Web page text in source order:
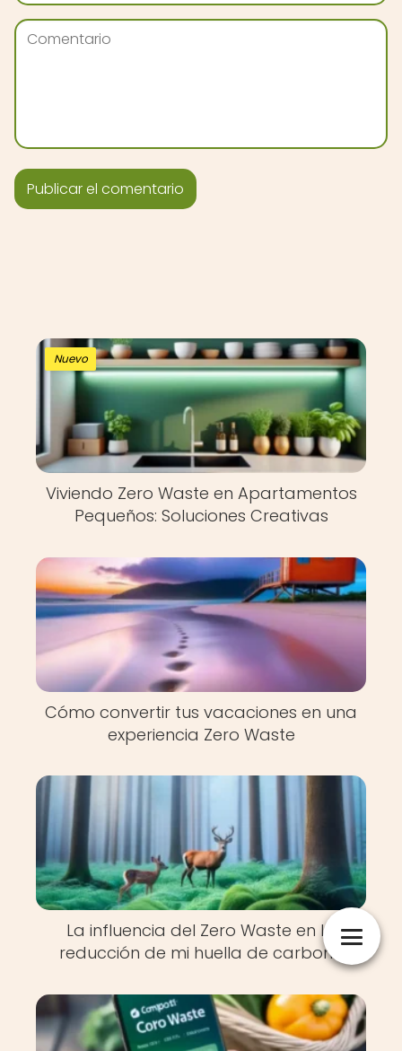
Nuevo
Viviendo Zero Waste en Apartamentos
Pequeños: Soluciones Creativas
Cómo convertir tus vacaciones en una
experiencia Zero Waste
La influencia del Zero Waste en la
reducción de mi huella de carbono